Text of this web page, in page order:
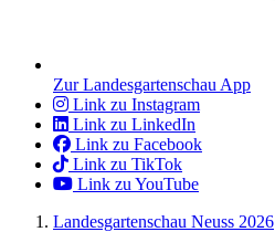
Zur Landesgartenschau App
Link zu Instagram
Link zu LinkedIn
Link zu Facebook
Link zu TikTok
Link zu YouTube
Landesgartenschau Neuss 2026